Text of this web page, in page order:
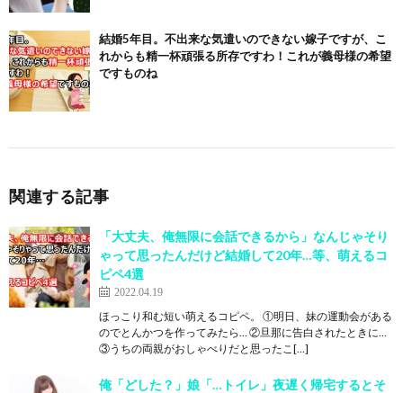
結婚5年目。不出来な気遣いのできない嫁子ですが、こ
れからも精一杯頑張る所存ですわ！これが義母様の希望
ですものね
関連する記事
「大丈夫、俺無限に会話できるから」なんじゃそり
ゃって思ったんだけど結婚して20年…等、萌えるコ
ピペ4選
2022.04.19
ほっこり和む短い萌えるコピペ。 ①明日、妹の運動会がある
のでとんかつを作ってみたら… ②旦那に告白されたときに…
③うちの両親がおしゃべりだと思ったこ[…]
俺「どした？」娘「…トイレ」夜遅く帰宅するとそ